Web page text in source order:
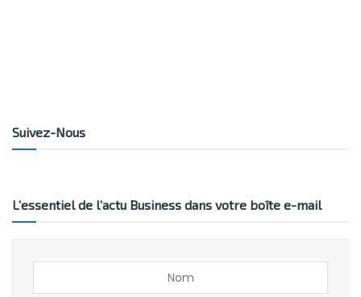
Suivez-Nous
L’essentiel de l’actu Business dans votre boîte e-mail